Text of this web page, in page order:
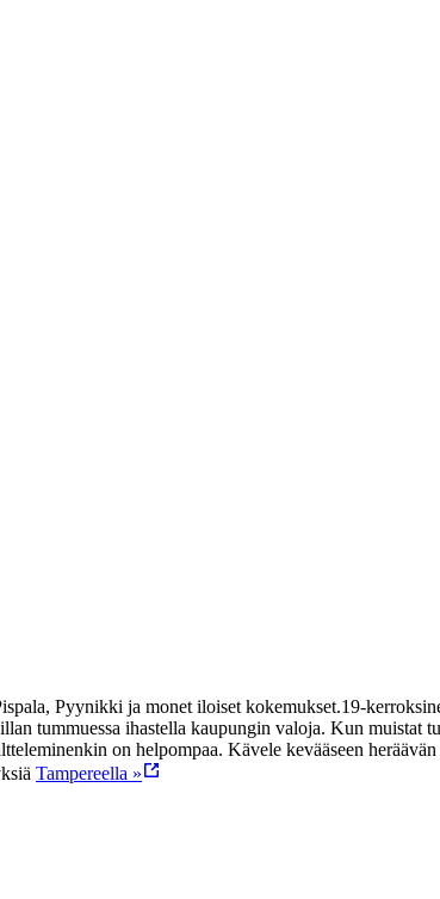
Pyynikki ja monet iloiset kokemukset.19-
tummuessa ihastella kaupungin valoja. Kun muistat
on helpompaa. Kävele kevääseen
Tampereella »